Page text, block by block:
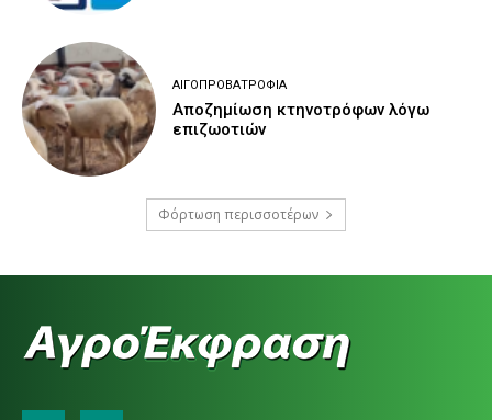
ΑΙΓΟΠΡΟΒΑΤΡΟΦΊΑ
Αποζημίωση κτηνοτρόφων λόγω
επιζωοτιών
Φόρτωση περισσοτέρων